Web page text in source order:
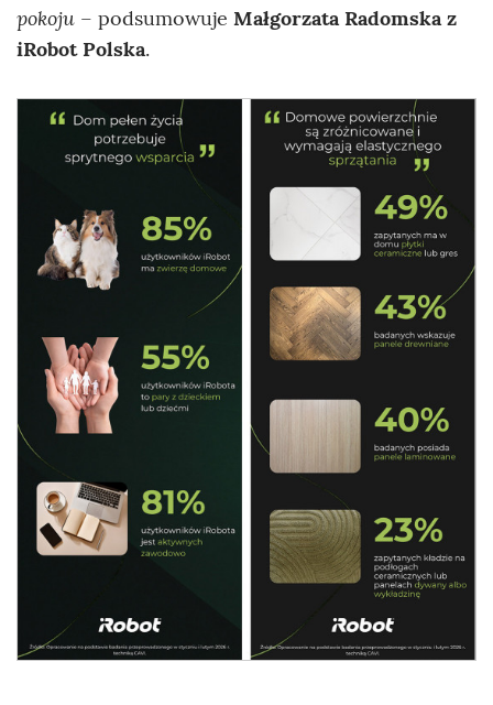
pokoju – podsumowuje Małgorzata Radomska z
iRobot Polska.